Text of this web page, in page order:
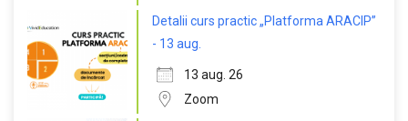
Detalii curs practic „Platforma ARACIP”
- 13 aug.
13 aug. 26
Zoom